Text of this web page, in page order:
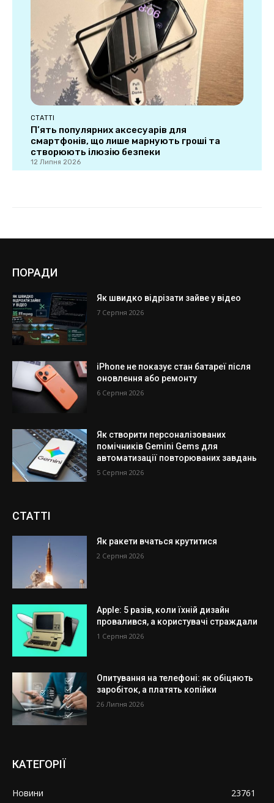
ПОРАДИ
Як швидко відрізати зайве у відео
7 Серпня 2026
iPhone не показує стан батареї після
оновлення або ремонту
6 Серпня 2026
Як створити персоналізованих
помічників Gemini Gems для
автоматизації повторюваних завдань
5 Серпня 2026
СТАТТІ
Як ракети вчаться крутитися
2 Серпня 2026
Apple: 5 разів, коли їхній дизайн
провалився, а користувачі страждали
1 Серпня 2026
Опитування на телефоні: як обіцяють
заробіток, а платять копійки
26 Липня 2026
КАТЕГОРІЇ
Новини 23761